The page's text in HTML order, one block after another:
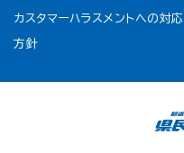
カスタマーハラスメントへの対応
方針